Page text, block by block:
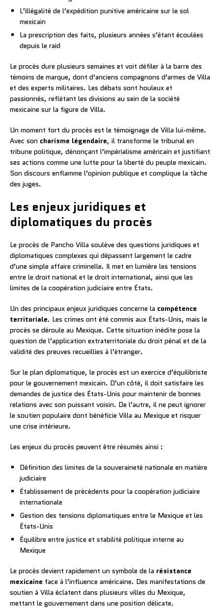
L’illégalité de l’expédition punitive américaine sur le sol
mexicain
La prescription des faits, plusieurs années s’étant écoulées
depuis le raid
Le procès dure plusieurs semaines et voit défiler à la barre des
témoins de marque, dont d’anciens compagnons d’armes de Villa
et des experts militaires. Les débats sont houleux et
passionnés, reflétant les divisions au sein de la société
mexicaine sur la figure de Villa.
Un moment fort du procès est le témoignage de Villa lui-même.
Avec son charisme légendaire, il transforme le tribunal en
tribune politique, dénonçant l’impérialisme américain et justifiant
ses actions comme une lutte pour la liberté du peuple mexicain.
Son discours enflamme l’opinion publique et complique la tâche
des juges.
Les enjeux juridiques et
diplomatiques du procès
Le procès de Pancho Villa soulève des questions juridiques et
diplomatiques complexes qui dépassent largement le cadre
d’une simple affaire criminelle. Il met en lumière les tensions
entre le droit national et le droit international, ainsi que les
limites de la coopération judiciaire entre États.
Un des principaux enjeux juridiques concerne la compétence
territoriale. Les crimes ont été commis aux États-Unis, mais le
procès se déroule au Mexique. Cette situation inédite pose la
question de l’application extraterritoriale du droit pénal et de la
validité des preuves recueillies à l’étranger.
Sur le plan diplomatique, le procès est un exercice d’équilibriste
pour le gouvernement mexicain. D’un côté, il doit satisfaire les
demandes de justice des États-Unis pour maintenir de bonnes
relations avec son puissant voisin. De l’autre, il ne peut ignorer
le soutien populaire dont bénéficie Villa au Mexique et risquer
une crise intérieure.
Les enjeux du procès peuvent être résumés ainsi :
Définition des limites de la souveraineté nationale en matière
judiciaire
Établissement de précédents pour la coopération judiciaire
internationale
Gestion des tensions diplomatiques entre le Mexique et les
États-Unis
Équilibre entre justice et stabilité politique interne au
Mexique
Le procès devient rapidement un symbole de la résistance
mexicaine face à l’influence américaine. Des manifestations de
soutien à Villa éclatent dans plusieurs villes du Mexique,
mettant le gouvernement dans une position délicate.